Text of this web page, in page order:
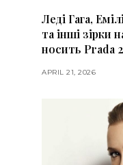
Леді Гага,
та інші зірки
носить Prada
APRIL 21, 2026